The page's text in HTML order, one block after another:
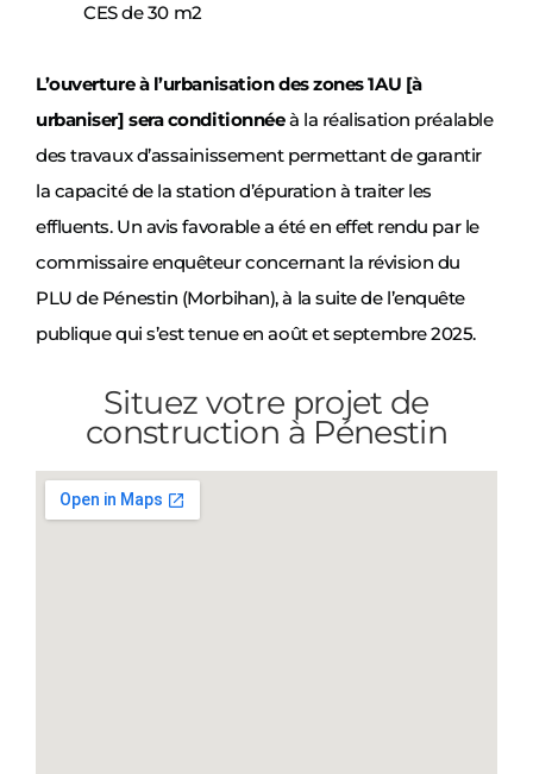
CES de 30 m2
L’ouverture à l’urbanisation des zones 1AU [à
urbaniser] sera conditionnéeà la réalisation préalable
des travaux d’assainissement permettant de garantir
la capacité de la station d’épuration à traiter les
effluents. Un avis favorable a été en effet rendu par le
commissaire enquêteur concernant la révision du
PLU de Pénestin (Morbihan), à la suite de l’enquête
publique qui s’est tenue en août et septembre 2025.
Situez votre projet de
construction à Pénestin